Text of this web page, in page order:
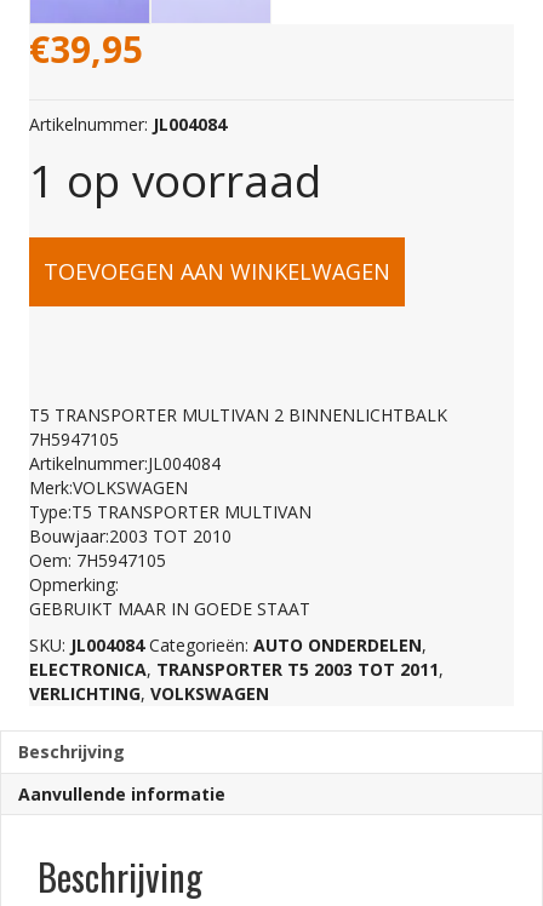
€39,95
Artikelnummer: JL004084
1 op voorraad
T5
MULTIVAN
2
BINNENLICHTBALK
7H5947105
aantal
TOEVOEGEN AAN WINKELWAGEN
T5 TRANSPORTER MULTIVAN 2 BINNENLICHTBALK
7H5947105
Artikelnummer:JL004084
Merk:VOLKSWAGEN
Type:T5 TRANSPORTER MULTIVAN
Bouwjaar:2003 TOT 2010
Oem: 7H5947105
Opmerking:
GEBRUIKT MAAR IN GOEDE STAAT
SKU: JL004084 Categorieën: AUTO ONDERDELEN,
ELECTRONICA, TRANSPORTER T5 2003 TOT 2011,
VERLICHTING, VOLKSWAGEN
Beschrijving
Aanvullende informatie
Beschrijving